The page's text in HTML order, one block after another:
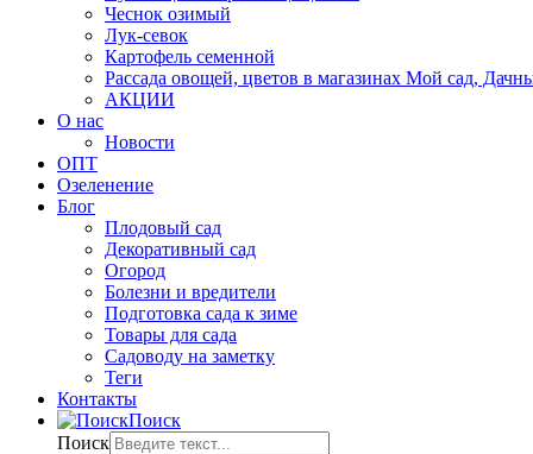
Чеснок озимый
Лук-севок
Картофель семенной
Рассада овощей, цветов в магазинах Мой сад,
АКЦИИ
О нас
Новости
ОПТ
Озеленение
Блог
Плодовый сад
Декоративный сад
Огород
Болезни и вредители
Подготовка сада к зиме
Товары для сада
Садоводу на заметку
Теги
Контакты
Поиск
Поиск